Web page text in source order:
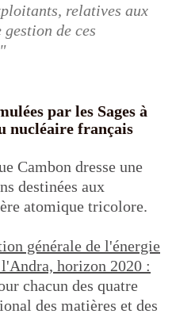
relatives aux
de ces
par les Sages à
nucléaire français
Cambon dresse une
destinées aux
atomique tricolore.
générale de l'énergie
horizon 2020 :
chacun des quatre
des matières et des